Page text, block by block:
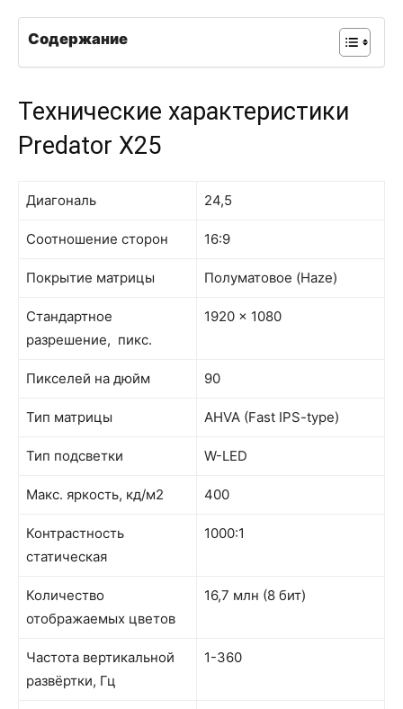
Содержание
Технические характеристики
Predator X25
Диагональ 24,5
Соотношение сторон 16:9
Покрытие матрицы Полуматовое (Haze)
Стандартное
разрешение, пикс.
1920 × 1080
Пикселей на дюйм 90
Тип матрицы AHVA (Fast IPS-type)
Тип подсветки W-LED
Макс. яркость, кд/м2 400
Контрастность
статическая
1000:1
Количество
отображаемых цветов
16,7 млн (8 бит)
Частота вертикальной
развёртки, Гц
1-360